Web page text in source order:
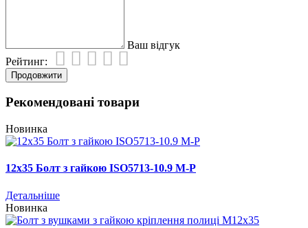
Ваш відгук
Рейтинг:
Продовжити
Рекомендовані товари
Новинка
12х35 Болт з гайкою ISO5713-10.9 М-Р
Детальніше
Новинка